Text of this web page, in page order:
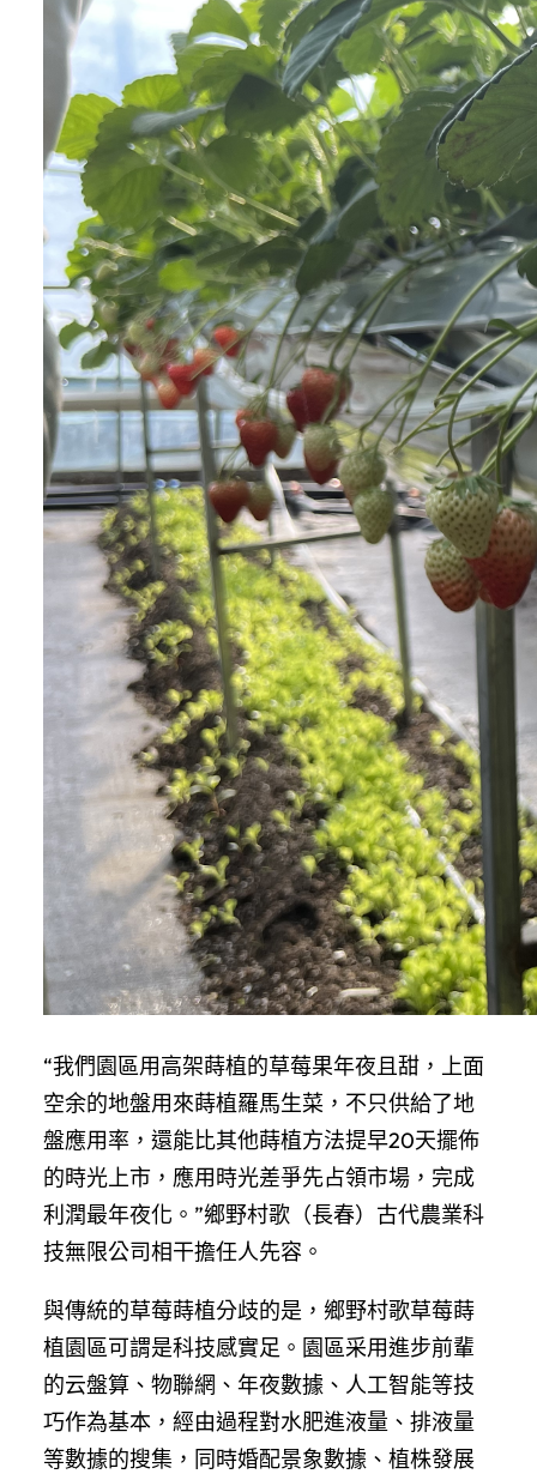
“我們園區用高架蒔植的草莓果年夜且甜，上面
空余的地盤用來蒔植羅馬生菜，不只供給了地
盤應用率，還能比其他蒔植方法提早20天擺佈
的時光上市，應用時光差爭先占領市場，完成
利潤最年夜化。”鄉野村歌（長春）古代農業科
技無限公司相干擔任人先容。
與傳統的草莓蒔植分歧的是，鄉野村歌草莓蒔
植園區可謂是科技感實足。園區采用進步前輩
的云盤算、物聯網、年夜數據、人工智能等技
巧作為基本，經由過程對水肥進液量、排液量
等數據的搜集，同時婚配景象數據、植株發展